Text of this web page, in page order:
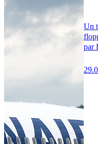
Un
par